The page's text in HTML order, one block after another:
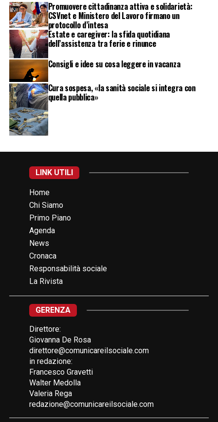
Promuovere cittadinanza attiva e solidarietà:
CSVnet e Ministero del Lavoro firmano un
protocollo d’intesa
Estate e caregiver: la sfida quotidiana
dell’assistenza tra ferie e rinunce
Consigli e idee su cosa leggere in vacanza
Cura sospesa, «la sanità sociale si integra con
quella pubblica»
LINK UTILI
Home
Chi Siamo
Primo Piano
Agenda
News
Cronaca
Responsabilità sociale
La Rivista
GERENZA
Direttore:
Giovanna De Rosa
direttore@comunicareilsociale.com
in redazione:
Francesco Gravetti
Walter Medolla
Valeria Rega
redazione@comunicareilsociale.com